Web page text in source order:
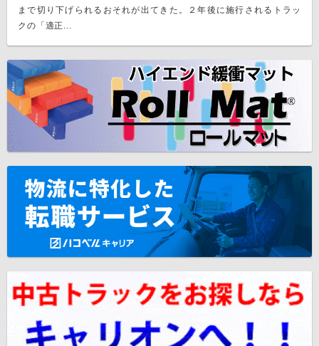
まで切り下げられるおそれが出てきた。２年後に施行されるトラッ
クの「適正...